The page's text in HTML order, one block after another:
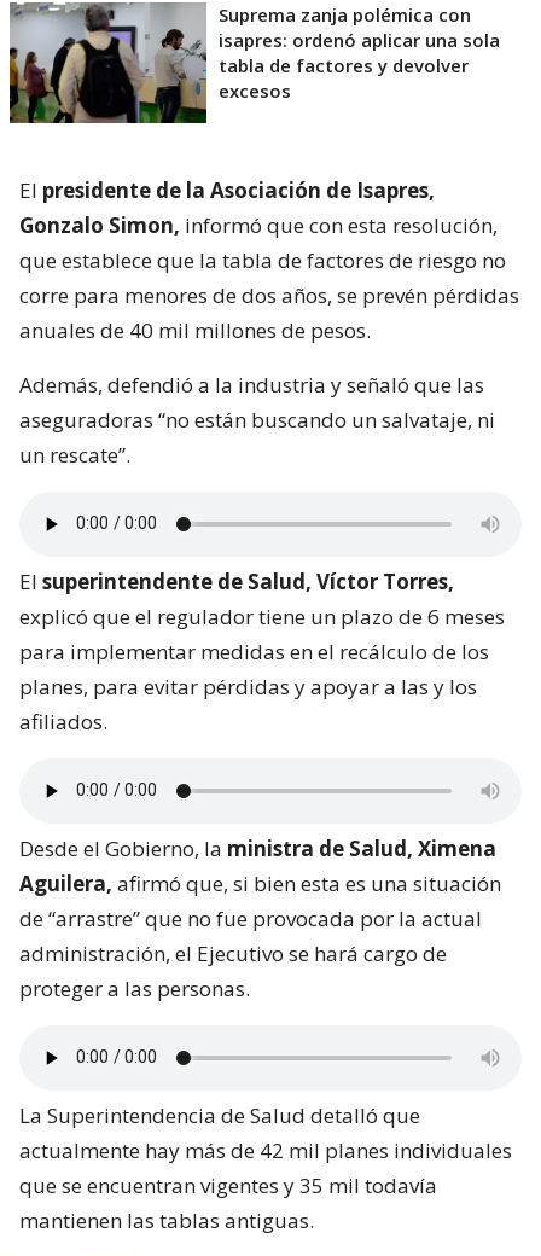
Suprema zanja polémica con
isapres: ordenó aplicar una sola
tabla de factores y devolver
excesos
El presidente de la Asociación de Isapres,
Gonzalo Simon, informó que con esta resolución,
que establece que la tabla de factores de riesgo no
corre para menores de dos años, se prevén pérdidas
anuales de 40 mil millones de pesos.
Además, defendió a la industria y señaló que las
aseguradoras “no están buscando un salvataje, ni
un rescate”.
El superintendente de Salud, Víctor Torres,
explicó que el regulador tiene un plazo de 6 meses
para implementar medidas en el recálculo de los
planes, para evitar pérdidas y apoyar a las y los
afiliados.
Desde el Gobierno, la ministra de Salud, Ximena
Aguilera, afirmó que, si bien esta es una situación
de “arrastre” que no fue provocada por la actual
administración, el Ejecutivo se hará cargo de
proteger a las personas.
La Superintendencia de Salud detalló que
actualmente hay más de 42 mil planes individuales
que se encuentran vigentes y 35 mil todavía
mantienen las tablas antiguas.